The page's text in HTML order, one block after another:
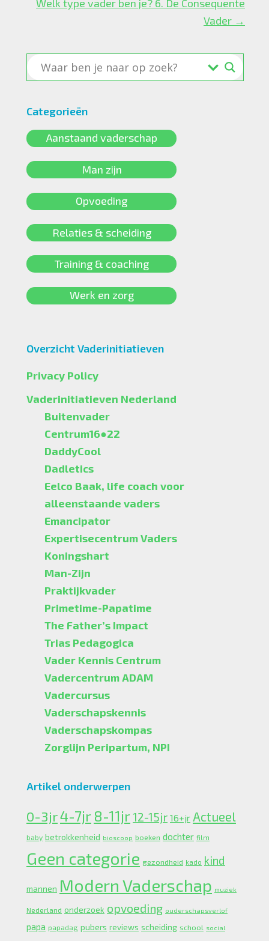
Welk type vader ben je? 6. De Consequente
Vader →
Categorieën
Aanstaand vaderschap
Man zijn
Opvoeding
Relaties & scheiding
Training & coaching
Werk en zorg
Overzicht Vaderinitiatieven
Privacy Policy
Vaderinitiatieven Nederland
Buitenvader
Centrum16●22
DaddyCool
Dadletics
Eelco Baak, life coach voor
alleenstaande vaders
Emancipator
Expertisecentrum Vaders
Koningshart
Man-Zijn
Praktijkvader
Primetime-Papatime
The Father’s Impact
Trias Pedagogica
Vader Kennis Centrum
Vadercentrum ADAM
Vadercursus
Vaderschapskennis
Vaderschapskompas
Zorglijn Peripartum, NPI
Artikel onderwerpen
0-3jr4-7jr 8-11jr 12-15jr 16+jr Actueel
baby betrokkenheid bioscoop boeken dochter film
Geen categorie gezondheid kado kind
mannen Modern Vaderschap muziek
Nederland onderzoek opvoeding ouderschapsverlof
papa papadag pubers reviews scheiding school social